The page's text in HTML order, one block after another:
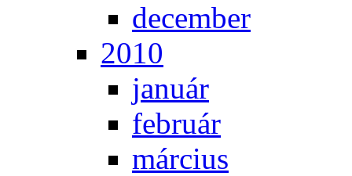
de­cem­ber
2010
ja­nu­ár
feb­ru­ár
már­ci­us